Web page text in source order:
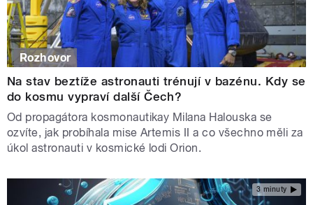
Rozhovor
Na stav beztíže astronauti trénují v bazénu. Kdy se
do kosmu vypraví další Čech?
Od propagátora kosmonautikay Milana Halouska se
ozvíte, jak probíhala mise Artemis II a co všechno měli za
úkol astronauti v kosmické lodi Orion.
3 minuty